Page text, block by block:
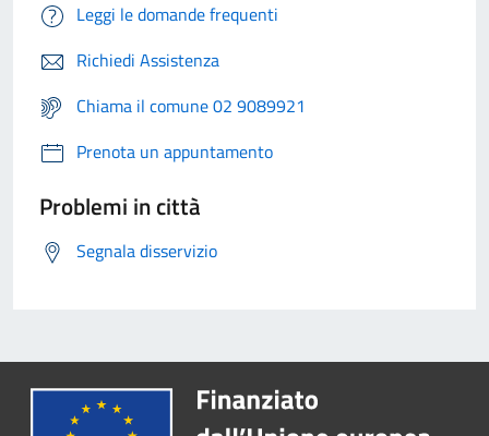
Leggi le domande frequenti
Richiedi Assistenza
Chiama il comune 02 9089921
Prenota un appuntamento
Problemi in città
Segnala disservizio